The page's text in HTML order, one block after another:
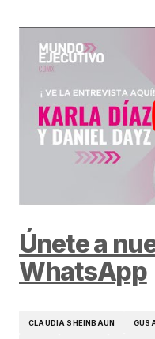
Únete a
WhatsApp
CLAUDIA SHEINBAUN